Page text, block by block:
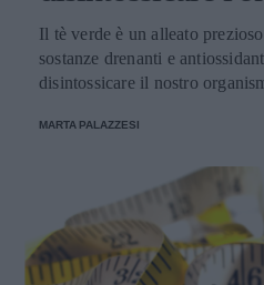
Il tè verde è un alleato
sostanze drenanti e
disintossicare il nostro
MARTA PALAZZESI